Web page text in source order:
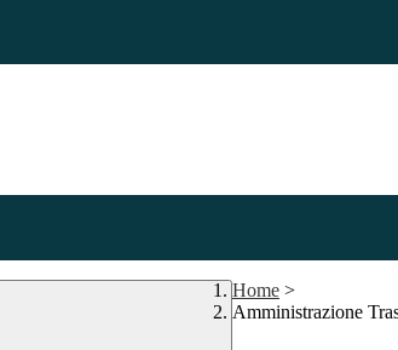
Home >
Amministrazione